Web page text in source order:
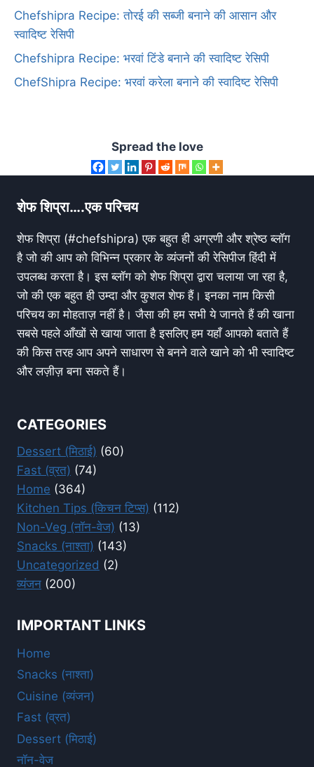
Chefshipra Recipe: तोरई की सब्जी बनाने की आसान और
स्वादिष्ट रेसिपी
Chefshipra Recipe: भरवां टिंडे बनाने की स्वादिष्ट रेसिपी
ChefShipra Recipe: भरवां करेला बनाने की स्वादिष्ट रेसिपी
Spread the love
शेफ शिप्रा….एक परिचय
शेफ शिप्रा (#chefshipra) एक बहुत ही अग्रणी और श्रेष्ठ ब्लॉग
है जो की आप को विभिन्न प्रकार के व्यंजनों की रेसिपीज हिंदी में
उपलब्ध करता है। इस ब्लॉग को शेफ शिप्रा द्वारा चलाया जा रहा है,
जो की एक बहुत ही उम्दा और कुशल शेफ हैं। इनका नाम किसी
परिचय का मोहताज़ नहीं है। जैसा की हम सभी ये जानते हैं की खाना
सबसे पहले आँखों से खाया जाता है इसलिए हम यहाँ आपको बताते हैं
की किस तरह आप अपने साधारण से बनने वाले खाने को भी स्वादिष्ट
और लज़ीज़ बना सकते हैं।
CATEGORIES
Dessert (मिठाई) (60)
Fast (व्रत) (74)
Home (364)
Kitchen Tips (किचन टिप्स) (112)
Non-Veg (नॉन-वेज) (13)
Snacks (नाश्ता) (143)
Uncategorized (2)
व्यंजन (200)
IMPORTANT LINKS
Home
Snacks (नाश्ता)
Cuisine (व्यंजन)
Fast (व्रत)
Dessert (मिठाई)
नॉन-वेज